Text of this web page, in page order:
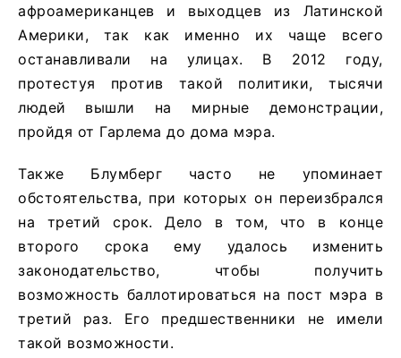
афроамериканцев и выходцев из Латинской
Америки, так как именно их чаще всего
останавливали на улицах. В 2012 году,
протестуя против такой политики, тысячи
людей вышли на мирные демонстрации,
пройдя от Гарлема до дома мэра.
Также Блумберг часто не упоминает
обстоятельства, при которых он переизбрался
на третий срок. Дело в том, что в конце
второго срока ему удалось изменить
законодательство, чтобы получить
возможность баллотироваться на пост мэра в
третий раз. Его предшественники не имели
такой возможности.